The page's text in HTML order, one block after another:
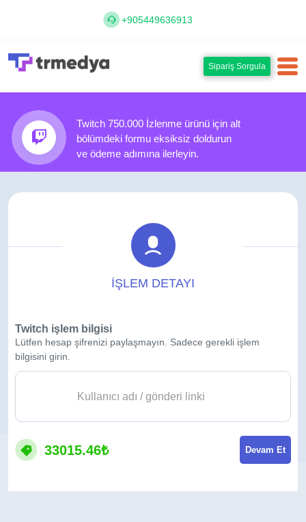
+905449636913
Sipariş Sorgula
Twitch 750.000 İzlenme ürünü için alt
bölümdeki formu eksiksiz doldurun
ve ödeme adımına ilerleyin.
İŞLEM DETAYI
Twitch işlem bilgisi
Lütfen hesap şifrenizi paylaşmayın. Sadece gerekli işlem
bilgisini girin.
33015.46₺ Devam Et